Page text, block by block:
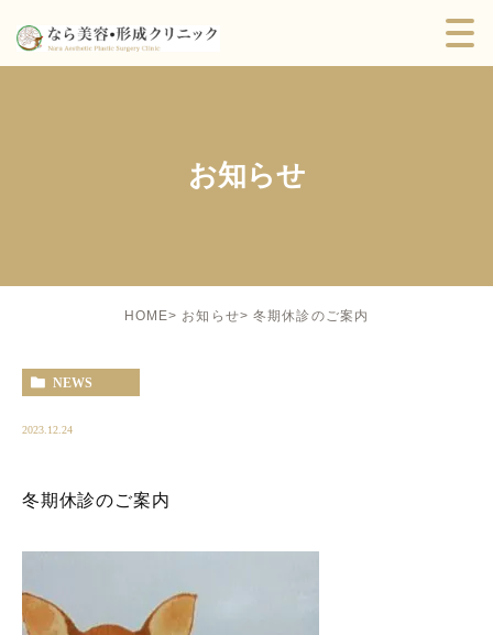
お知らせ
HOME お知らせ 冬期休診のご案内
NEWS
2023.12.24
冬期休診のご案内